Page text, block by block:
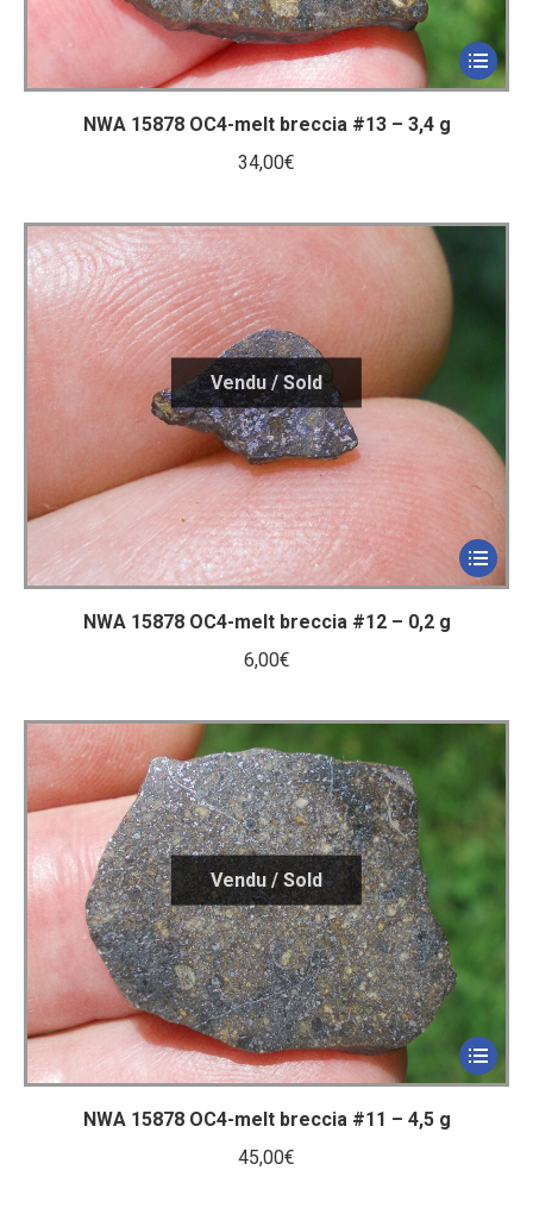
NWA 15878 OC4-melt breccia #13 – 3,4 g
34,00€
NWA 15878 OC4-melt breccia #12 – 0,2 g
6,00€
NWA 15878 OC4-melt breccia #11 – 4,5 g
45,00€